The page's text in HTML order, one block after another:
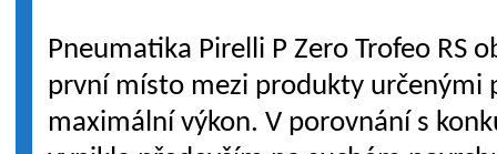
Pneumatika Pirelli P Zero Trofeo RS
první místo mezi produkty určenými
maximální výkon. V porovnání s